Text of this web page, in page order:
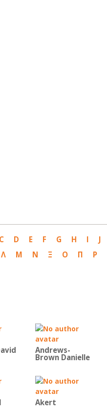
C D E F G H I J
Λ Μ Ν Ξ Ο Π Ρ
Andrews-
Brown Danielle
Akert